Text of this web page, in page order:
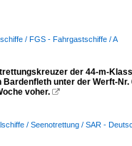
/ FGS - Fahrgastschiffe / A
der 44-m-
unter der Werft-
voher. 
/ Seenotrettung / SAR -